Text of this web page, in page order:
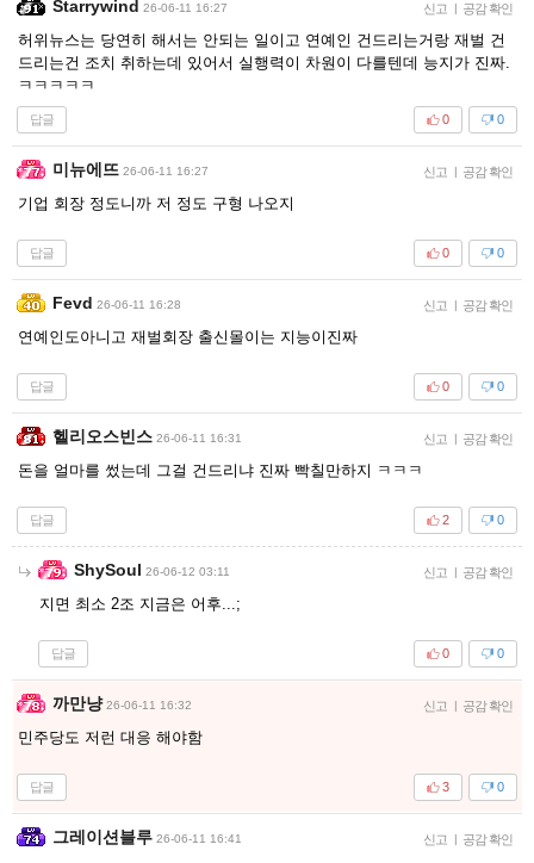
Starrywind 26-06-11 16:27 신고 | 공감 확인
허위뉴스는 당연히 해서는 안되는 일이고 연예인 건드리는거랑 재벌 건
드리는건 조치 취하는데 있어서 실행력이 차원이 다를텐데 능지가 진짜.
ㅋㅋㅋㅋㅋ
답글 0
0
미뉴에뜨 26-06-11 16:27 신고 | 공감 확인
기업 회장 정도니까 저 정도 구형 나오지
답글 0
0
Fevd 26-06-11 16:28 신고 | 공감 확인
연예인도아니고 재벌회장 출신몰이는 지능이진짜
답글 0
0
헬리오스빈스 26-06-11 16:31 신고 | 공감 확인
돈을 얼마를 썼는데 그걸 건드리냐 진짜 빡칠만하지 ㅋㅋㅋ
답글 0
2
ShySoul 26-06-12 03:11 신고 | 공감 확인
지면 최소 2조 지금은 어후...;
답글 0
0
까만냥 26-06-11 16:32 신고 | 공감 확인
민주당도 저런 대응 해야함
답글 0
3
그레이션블루 26-06-11 16:41 신고 | 공감 확인